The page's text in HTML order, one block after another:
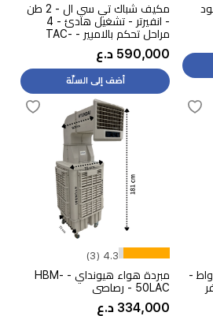
مكيف شباك تي سي ال - 2 طن
- انفيرتر - تشغيل هادئ - 4
مراحل تحكم بالامبير - TAC-
24CHWA/ETI - أبيض
590,000 د.ع
أضف إلى السلّة
مروحة نوال عمودية - 60 واط -
4.3 (3)
مبردة هواء هيونداي - HBM-
50LAC - رصاصي
334,000 د.ع